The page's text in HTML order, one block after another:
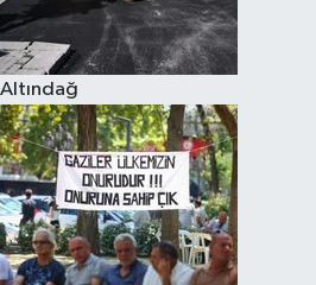
Altındağ